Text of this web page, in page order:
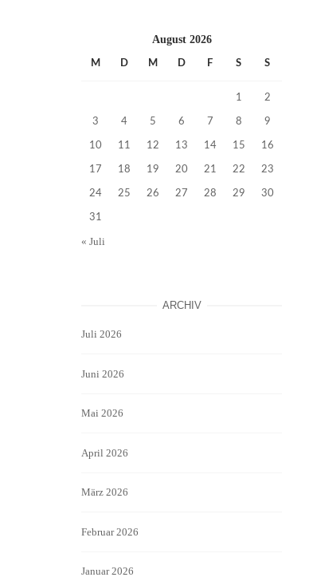
August 2026
M D M D F S S
1 2
3 4 5 6 7 8 9
10 11 12 13 14 15 16
17 18 19 20 21 22 23
24 25 26 27 28 29 30
31
« Juli
ARCHIV
Juli 2026
Juni 2026
Mai 2026
April 2026
März 2026
Februar 2026
Januar 2026